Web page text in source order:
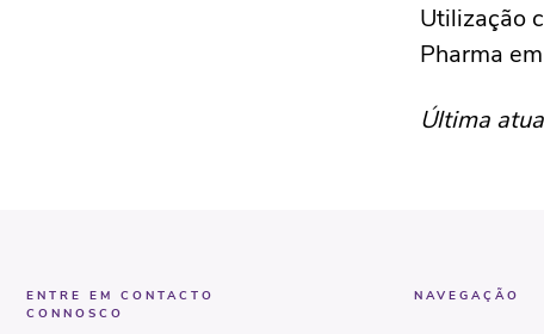
Utilização
Pharma
Última
ENTRE EM CONTACTO
CONNOSCO
NAVEGAÇÃO